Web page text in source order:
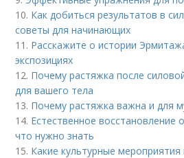
10. Как добиться результатов в
советы для начинающих
11. Расскажите о истории
экспозициях
12. Почему растяжка после
для вашего тела
13. Почему растяжка важна и для
14. Естественное восстановление
что нужно знать
15. Какие культурные